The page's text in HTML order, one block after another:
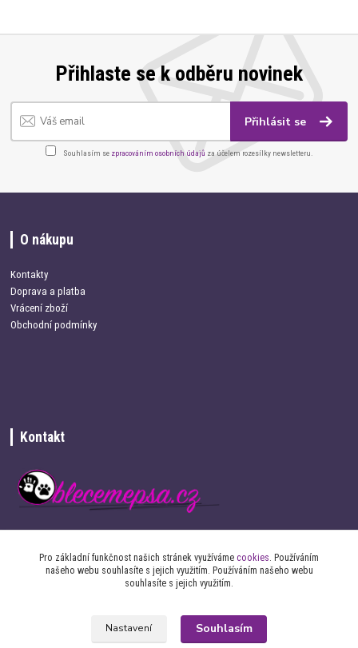
Přihlaste se k odběru novinek
Přihlásit se
Souhlasím se zpracováním osobních údajů za účelem rozesílky newsletteru.
O nákupu
Kontakty
Doprava a platba
Vrácení zboží
Obchodní podmínky
Kontakt
info@oblecemepsa.cz
Pro základní funkčnost našich stránek využíváme cookies. Používáním
našeho webu souhlasíte s jejich využitím. Používáním našeho webu
souhlasíte s jejich využitím.
Nastavení Souhlasím